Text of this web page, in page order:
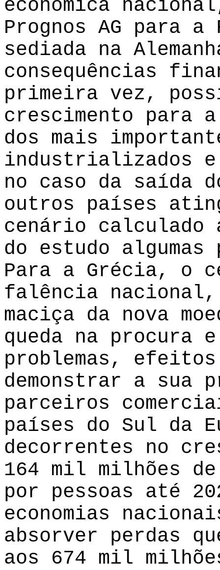
económica
Prognos AG para a
sediada na
consequências
primeira vez,
crescimento para
dos mais
industrializados e
no caso da saída
outros países
cenário calculado
do estudo
Para a Grécia, o
falência nacional,
maciça da nova
queda na procura
problemas,
demonstrar a sua
parceiros
países do Sul da
decorrentes no
164 mil milhões de
por pessoas até
economias
absorver perdas
aos 674 mil